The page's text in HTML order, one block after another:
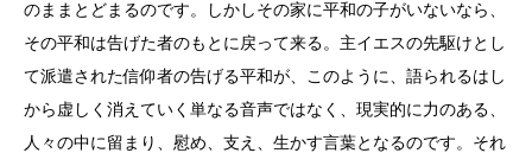
のままとどまるのです。しかしその家に平和の子がいないなら、
その平和は告げた者のもとに戻って来る。主イエスの先駆けとし
て派遣された信仰者の告げる平和が、このように、語られるはし
から虚しく消えていく単なる音声ではなく、現実的に力のある、
人々の中に留まり、慰め、支え、生かす言葉となるのです。それ